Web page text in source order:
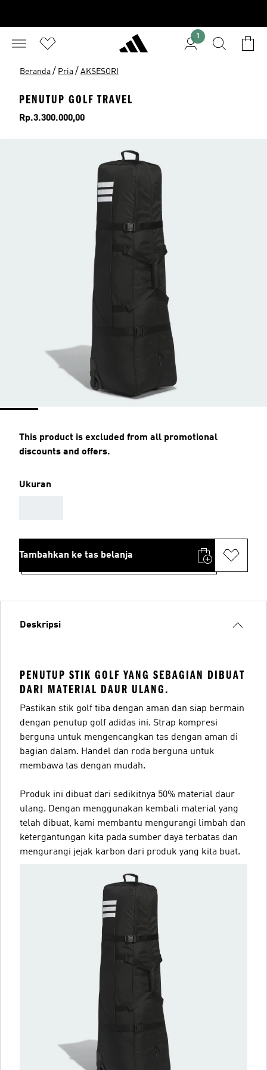
1
Beranda / Pria / AKSESORI
PENUTUP GOLF TRAVEL
Harga
Rp.3.300.000,00
This product is excluded from all promotional
discounts and offers.
Ukuran
Tambahkan ke tas belanja
Deskripsi
PENUTUP STIK GOLF YANG SEBAGIAN DIBUAT
DARI MATERIAL DAUR ULANG.
Pastikan stik golf tiba dengan aman dan siap bermain
dengan penutup golf adidas ini. Strap kompresi
berguna untuk mengencangkan tas dengan aman di
bagian dalam. Handel dan roda berguna untuk
membawa tas dengan mudah.
Produk ini dibuat dari sedikitnya 50% material daur
ulang. Dengan menggunakan kembali material yang
telah dibuat, kami membantu mengurangi limbah dan
ketergantungan kita pada sumber daya terbatas dan
mengurangi jejak karbon dari produk yang kita buat.